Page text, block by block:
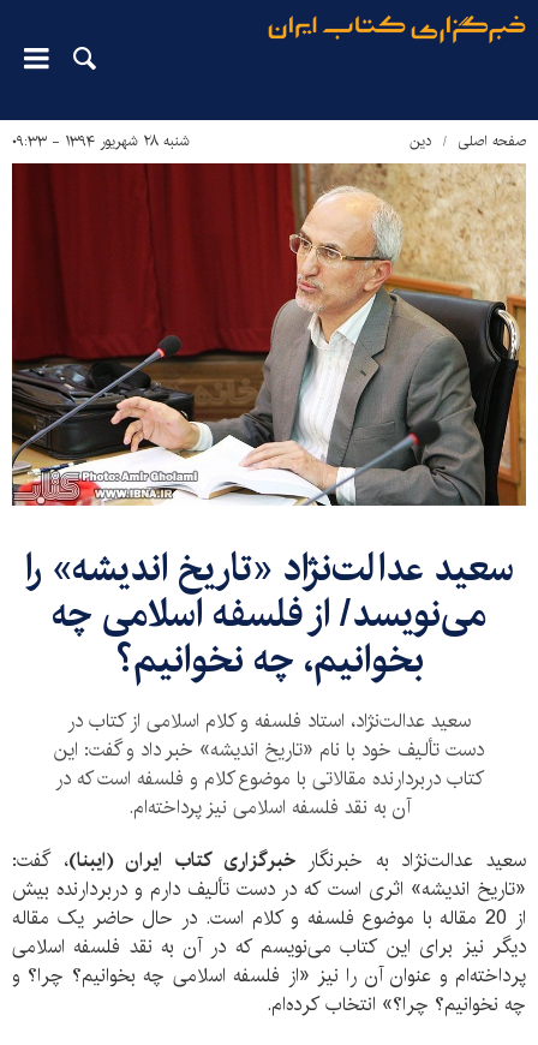
صفحه اصلی دین‌ شنبه ۲۸ شهریور ۱۳۹۴ - ۰۹:۳۳
سعید عدالت‌نژاد «تاریخ اندیشه» را
می‌نویسد/ از فلسفه اسلامی چه
بخوانیم، چه نخوانیم؟
سعید عدالت‌نژاد، استاد فلسفه و کلام اسلامی از کتاب در
دست تألیف خود با نام «تاریخ اندیشه» خبر داد و گفت: این
کتاب دربردارنده مقالاتی با موضوع کلام و فلسفه است که در
آن به نقد فلسفه اسلامی نیز پرداخته‌ام.
سعید عدالت‌نژاد به خبرنگارخبرگزاری کتاب ایران (ایبنا)، گفت:
«تاریخ اندیشه» اثری است که در دست تألیف دارم و دربردارنده بیش
از 20 مقاله با موضوع فلسفه و کلام است. در حال حاضر یک مقاله
دیگر نیز برای این کتاب می‌نویسم که در آن به نقد فلسفه اسلامی
پرداخته‌ام و عنوان آن را نیز «از فلسفه اسلامی چه بخوانیم؟ چرا؟ و
چه نخوانیم؟ چرا؟» انتخاب کرده‌ام.